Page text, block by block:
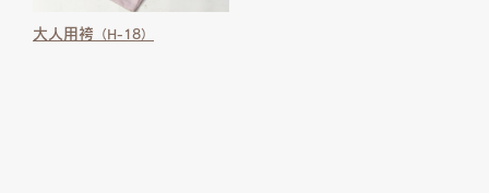
大人用袴 （H-18）